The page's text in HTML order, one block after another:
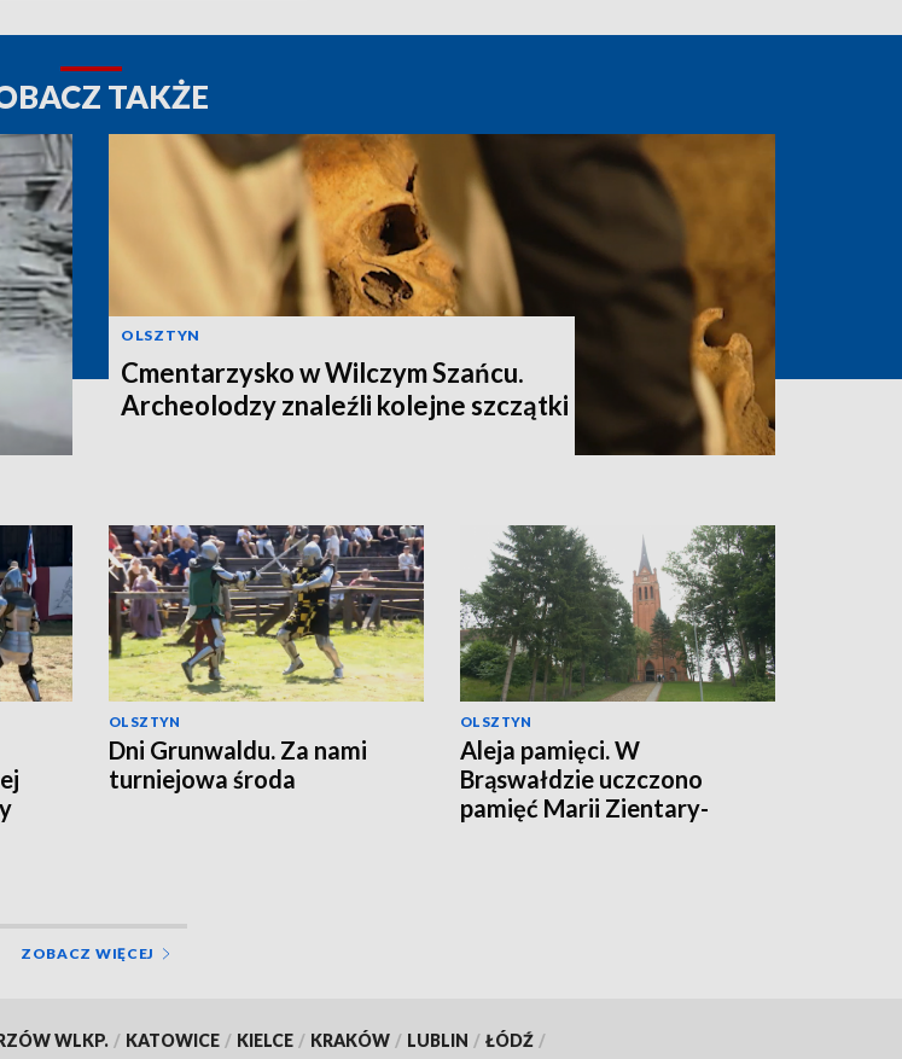
TAKŻE
OLSZTYN
Cmentarzysko w Wilczym Szańcu.
Archeolodzy znaleźli kolejne szczątki
OLSZTYN
Dni Grunwaldu. Za nami
turniejowa środa
OLSZTYN
Aleja pamięci. W
Brąswałdzie uczczono
pamięć Marii Zientary-
ZOBACZ WIĘCEJ
WLKP. / KATOWICE / KIELCE / KRAKÓW / LUBLIN / ŁÓDŹ /